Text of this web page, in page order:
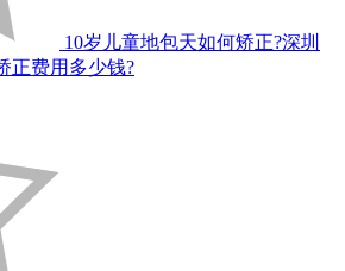
10岁儿童地包天如何矫正?深圳
正费用多少钱?